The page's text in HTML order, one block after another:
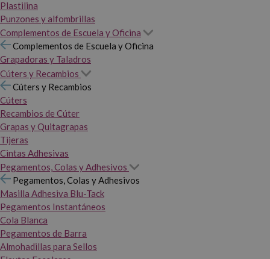
Plastilina
Punzones y alfombrillas
Complementos de Escuela y Oficina
Complementos de Escuela y Oficina
Grapadoras y Taladros
Cúters y Recambios
Cúters y Recambios
Cúters
Recambios de Cúter
Grapas y Quitagrapas
Tijeras
Cintas Adhesivas
Pegamentos, Colas y Adhesivos
Pegamentos, Colas y Adhesivos
Masilla Adhesiva Blu-Tack
Pegamentos Instantáneos
Cola Blanca
Pegamentos de Barra
Almohadillas para Sellos